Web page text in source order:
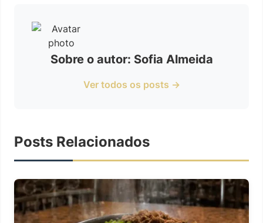
Sobre o autor: Sofia Almeida
Ver todos os posts →
Posts Relacionados